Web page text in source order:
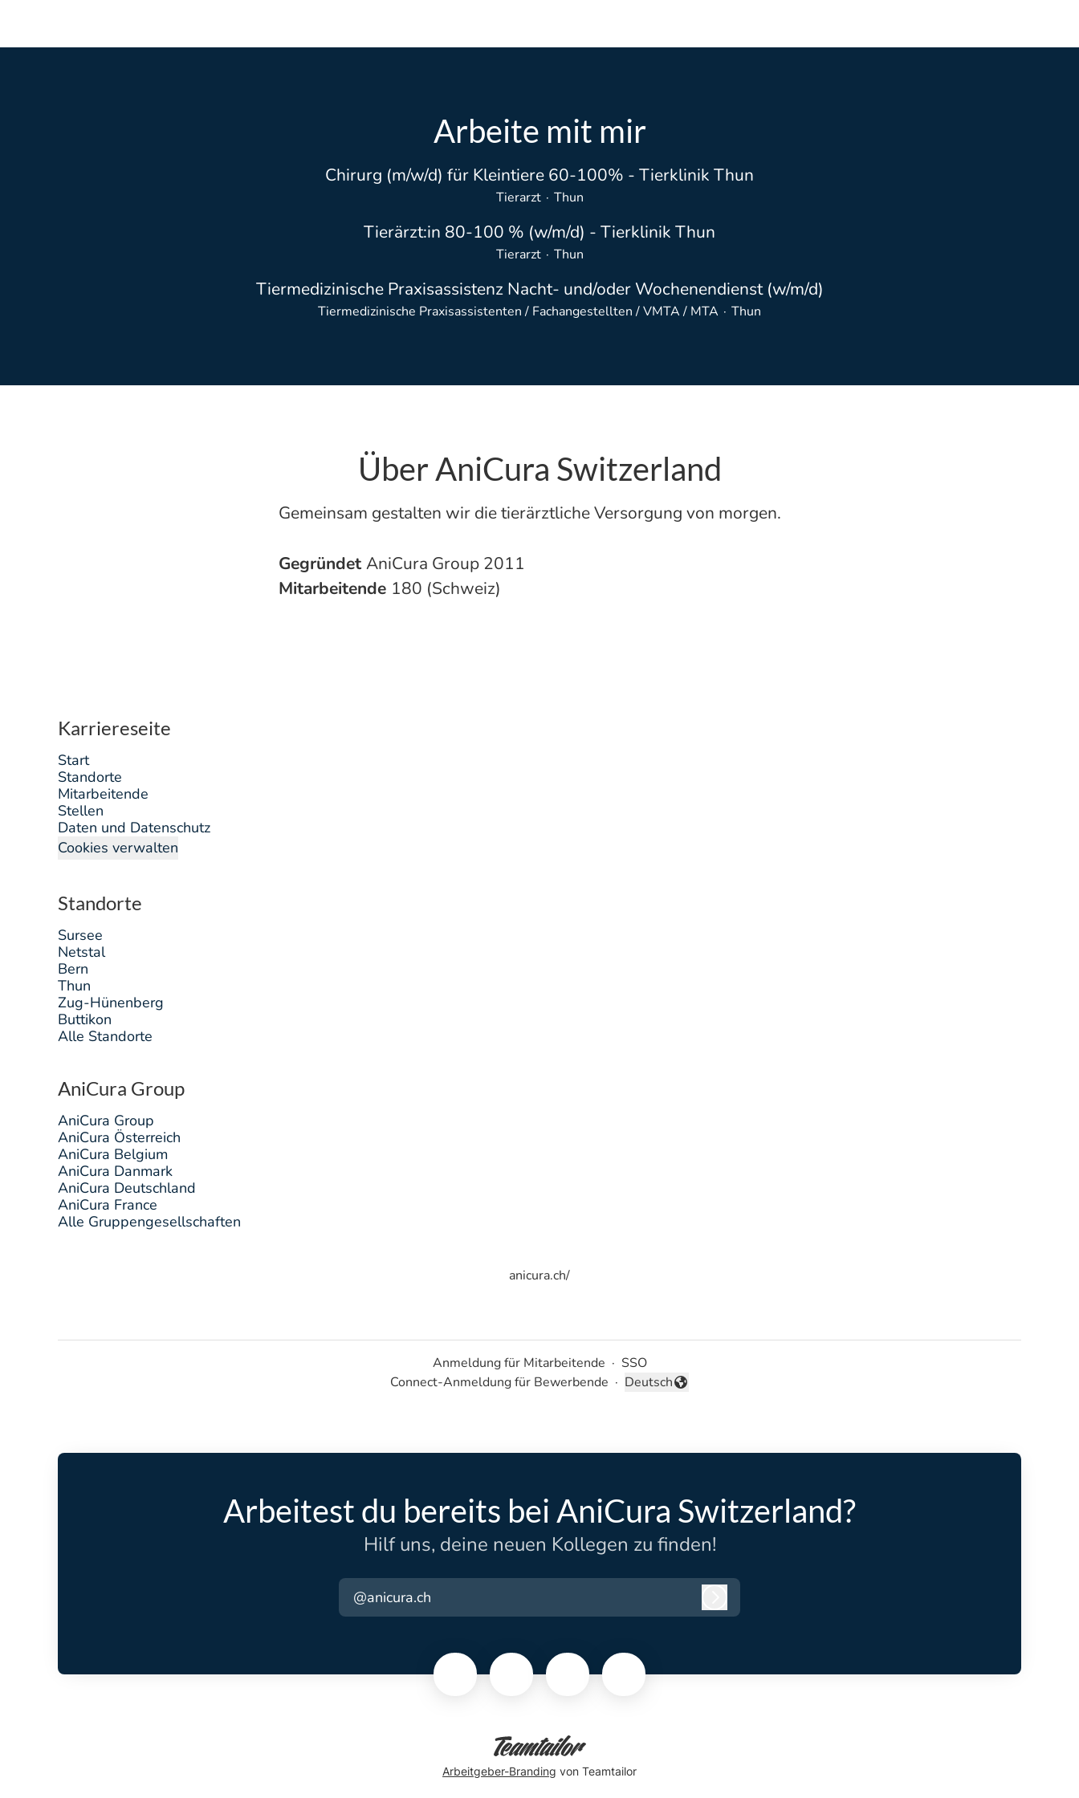
Arbeite mit mir
Chirurg (m/w/d) für Kleintiere 60-100% - Tierklinik Thun
Tierarzt · Thun
Tierärzt:in 80-100 % (w/m/d) - Tierklinik Thun
Tierarzt · Thun
Tiermedizinische Praxisassistenz Nacht- und/oder Wochenendienst (w/m/d)
Tiermedizinische Praxisassistenten / Fachangestellten / VMTA / MTA · Thun
Über AniCura Switzerland
Gemeinsam gestalten wir die tierärztliche Versorgung von morgen.
GegründetAniCura Group 2011
Mitarbeitende 180 (Schweiz)
Karriereseite
Start
Standorte
Mitarbeitende
Stellen
Daten und Datenschutz
Cookies verwalten
Standorte
Sursee
Netstal
Bern
Thun
Zug-Hünenberg
Buttikon
Alle Standorte
AniCura Group
AniCura Group
AniCura Österreich
AniCura Belgium
AniCura Danmark
AniCura Deutschland
AniCura France
Alle Gruppengesellschaften
anicura.ch/
Anmeldung für Mitarbeitende · SSO
Connect-Anmeldung für Bewerbende · Sprache ändern
Deutsch
Arbeitest du bereits bei AniCura Switzerland?
Hilf uns, deine neuen Kollegen zu finden!
@anicura.ch
Arbeitgeber-Branding von Teamtailor